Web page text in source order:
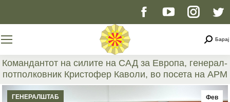
Facebook
opens
in
YouTube
opens
page
opens
in
Барај
Командантот на силите на САД за Европа, генерал-
потполковник Кристофер Каволи, во посета на АРМ
You are here:
Фев
ГЕНЕРАЛШТАБ